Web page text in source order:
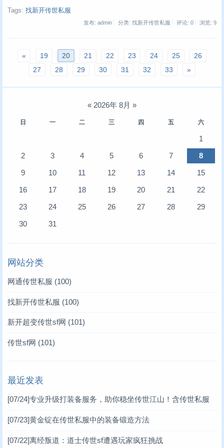
Tags: 找新开传世私服
发布: admin 分类: 找新开传世私服 评论: 0 浏览: 9
« 19 20 21 22 23 24 25
26
27
28 29 30 31 32 33 »
« 2026年 8月 »
日 一 二 三 四 五 六
1
2
3 4 5 6 7
8
9
10 11 12 13 14
15
16
17 18 19 20 21
22
23
24 25 26 27 28
29
30
31
网站分类
网通传世私服 (100)
找新开传世私服 (100)
新开超变传世sf网 (101)
传世sf网 (101)
最近发表
[07/24]专业升级打装备服务，助你稳坐传世江山！含传世私服
[07/23]黄金锭在传世私服中的装备锻造方法
[07/22]离经叛道：道士传世sf遭遇玩家疯狂挑战